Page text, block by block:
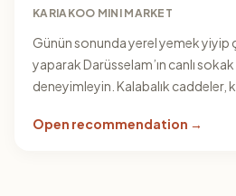
KARIAKOO MINI MARKET
Günün sonunda yerel yemek yiyip
yaparak Darüsselam’ın canlı
deneyimleyin. Kalabalık caddeler,
Open recommendation →